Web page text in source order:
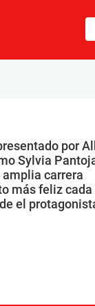
por
Sylvia
amplia carrera
más feliz
el